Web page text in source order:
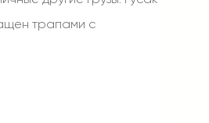
трапами с